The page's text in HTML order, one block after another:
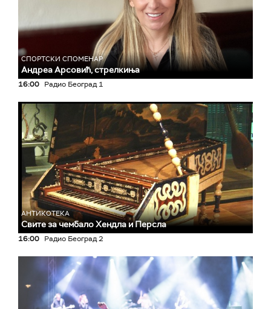
СПОРТСКИ СПОМЕНАР
Андреа Арсовић, стрелкиња
16:00 Радио Београд 1
АНТИКОТЕКА
Свите за чембало Хендла и Персла
16:00 Радио Београд 2